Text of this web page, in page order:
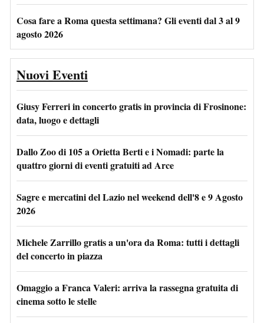
Cosa fare a Roma questa settimana? Gli eventi dal 3 al 9
agosto 2026
Nuovi Eventi
Giusy Ferreri in concerto gratis in provincia di Frosinone:
data, luogo e dettagli
Dallo Zoo di 105 a Orietta Berti e i Nomadi: parte la
quattro giorni di eventi gratuiti ad Arce
Sagre e mercatini del Lazio nel weekend dell'8 e 9 Agosto
2026
Michele Zarrillo gratis a un'ora da Roma: tutti i dettagli
del concerto in piazza
Omaggio a Franca Valeri: arriva la rassegna gratuita di
cinema sotto le stelle